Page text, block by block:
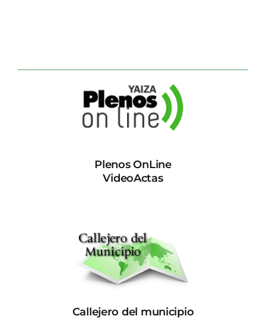
Plenos OnLine
VideoActas
Callejero del municipio